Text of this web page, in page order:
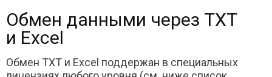
Обмен данными через TXT
и Excel
Обмен TXT и Excel поддержан в специальных